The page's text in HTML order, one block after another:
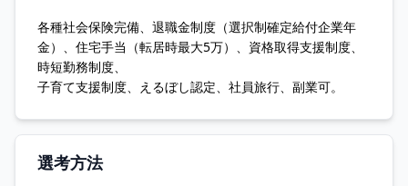
各種社会保険完備、退職金制度（選択制確定給付企業年
金）、住宅手当（転居時最大5万）、資格取得支援制度、
時短勤務制度、
子育て支援制度、えるぼし認定、社員旅行、副業可。
選考方法